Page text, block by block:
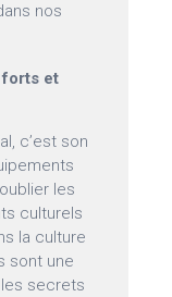
nos
forts et
c’est son
les
culturels
la culture
sont une
les secrets